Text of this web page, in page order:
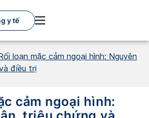
y tế
loạn mặc cảm ngoại hình: Nguyên
điều trị
cảm ngoại hình: